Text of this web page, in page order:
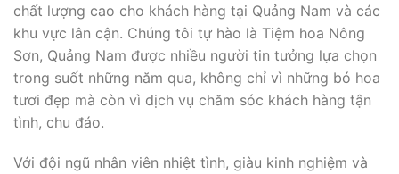
chất lượng cao cho khách hàng tại Quảng Nam và các
khu vực lân cận. Chúng tôi tự hào là Tiệm hoa Nông
Sơn, Quảng Nam được nhiều người tin tưởng lựa chọn
trong suốt những năm qua, không chỉ vì những bó hoa
tươi đẹp mà còn vì dịch vụ chăm sóc khách hàng tận
tình, chu đáo.
Với đội ngũ nhân viên nhiệt tình, giàu kinh nghiệm và